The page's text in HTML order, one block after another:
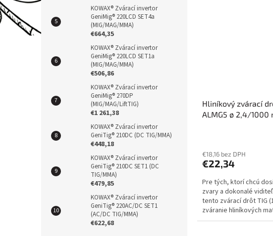
KOWAX® Zvárací invertor
GeniMig® 220LCD SET4a
(MIG/MAG/MMA)
€664,35
KOWAX® Zvárací invertor
GeniMig® 220LCD SET1a
(MIG/MAG/MMA)
€506,86
KOWAX® Zvárací invertor
GeniMig® 270DP
(MIG/MAG/LiftTIG)
€1 261,38
KOWAX® Zvárací invertor
GeniTig® 210DC (DC TIG/MMA)
€448,18
KOWAX® Zvárací invertor
GeniTig® 210DC SET1 (DC
TIG/MMA)
€479,85
KOWAX® Zvárací invertor
GeniTig® 220AC/DC SET1
(AC/DC TIG/MMA)
€622,68
Hliníkový zvárací
ALMG5 ø 2,4/1000
€18,16 bez DPH
€22,34
Pre tých, ktorí chcú
zvary a dokonalé
tento zvárací drôt TIG
zváranie hliníkových
AlMg1 - AlMg5,...